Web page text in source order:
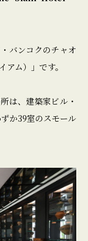
バンコクのチャオ
アム）」です。
は、建築家ビル・
か39室のスモール